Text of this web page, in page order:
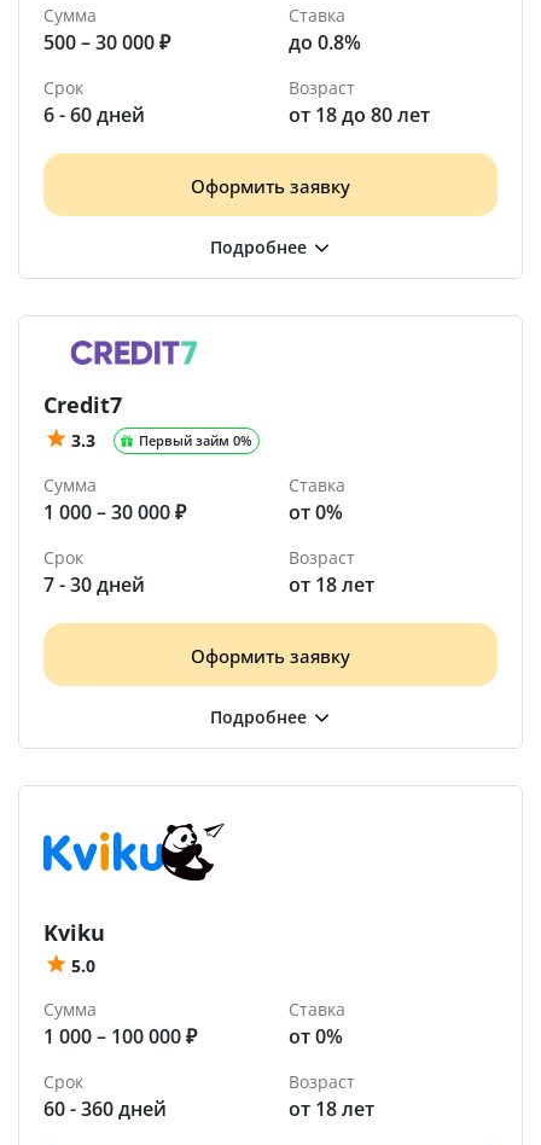
Сумма
500 – 30 000 ₽
Ставка
до 0.8%
Срок
6 - 60 дней
Возраст
от 18 до 80 лет
Оформить заявку
Credit7
3.3 Первый займ 0%
Сумма
1 000 – 30 000 ₽
Ставка
от 0%
Срок
7 - 30 дней
Возраст
от 18 лет
Оформить заявку
Kviku
5.0
Сумма
1 000 – 100 000 ₽
Ставка
от 0%
Срок
60 - 360 дней
Возраст
от 18 лет